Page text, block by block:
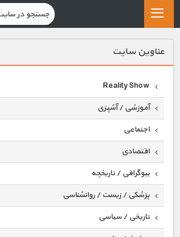
عناوين سايت
Reality Show
آموزشی / آشپزی
اجتماعی
اقتصادی
بیوگرافی / تاریخچه
پزشکی / زیست / روانشناسی
تاریخی / سیاسی